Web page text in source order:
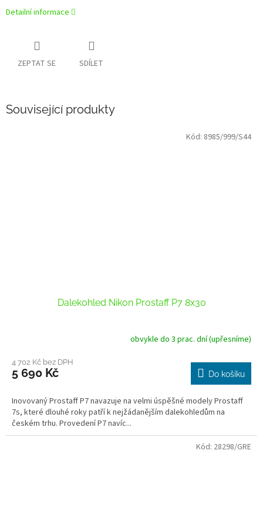
Detailní informace
ZEPTAT SE SDÍLET
Související produkty
Dalekohled Nikon Prostaff P7 8x30
obvykle do 3 prac. dní (upřesníme)
4 702 Kč bez DPH
5 690 Kč Do košíku
Inovovaný Prostaff P7 navazuje na velmi úspěšné modely Prostaff
7s, které dlouhé roky patří k nejžádanějším dalekohledům na
českém trhu. Provedení P7 navíc...
Kód: 8985/999/S44
Kód: 28298/GRE